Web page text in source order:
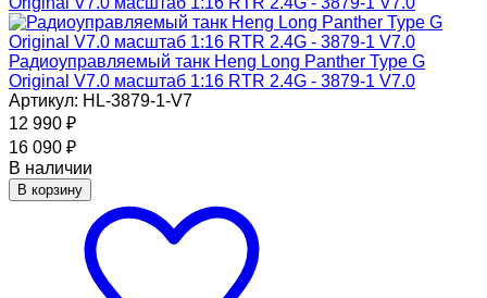
Радиоуправляемый танк Heng Long Panther Type G
Original V7.0 масштаб 1:16 RTR 2.4G - 3879-1 V7.0
Артикул: HL-3879-1-V7
12 990 ₽
16 090 ₽
В наличии
В корзину